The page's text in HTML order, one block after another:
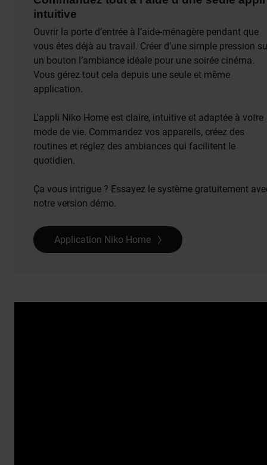
intuitive
Ouvrir la porte d’entrée à l’aide-ménagère pendant que
vous êtes déjà au travail. Créer d’une simple pression
un bouton l’ambiance idéale pour une soirée cinéma.
Vous gérez tout cela depuis une seule et même
application.
L'appli Niko Home est claire, intuitive et adaptée à votre
mode de vie. Commandez vos appareils, créez des
routines et réglez des ambiances qui facilitent le
quotidien.
Ça vous intrigue ? Essayez le système gratuitement
notre version démo.
Application Niko Home